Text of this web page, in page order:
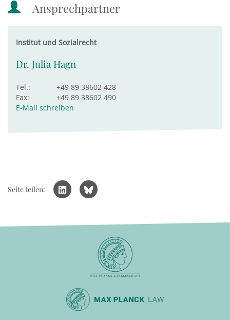
Ansprechpartner
Institut und Sozialrecht
Dr. Julia Hagn
Tel.:
+49 89 38602 428
Fax:
+49 89 38602 490
E-Mail schreiben
Seite teilen: